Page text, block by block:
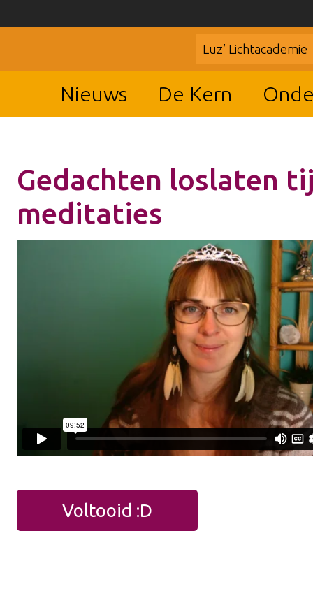
Luz’ Lichtacademie
Nieuws De Kern
Gedachten loslaten
meditaties
Voltooid :D